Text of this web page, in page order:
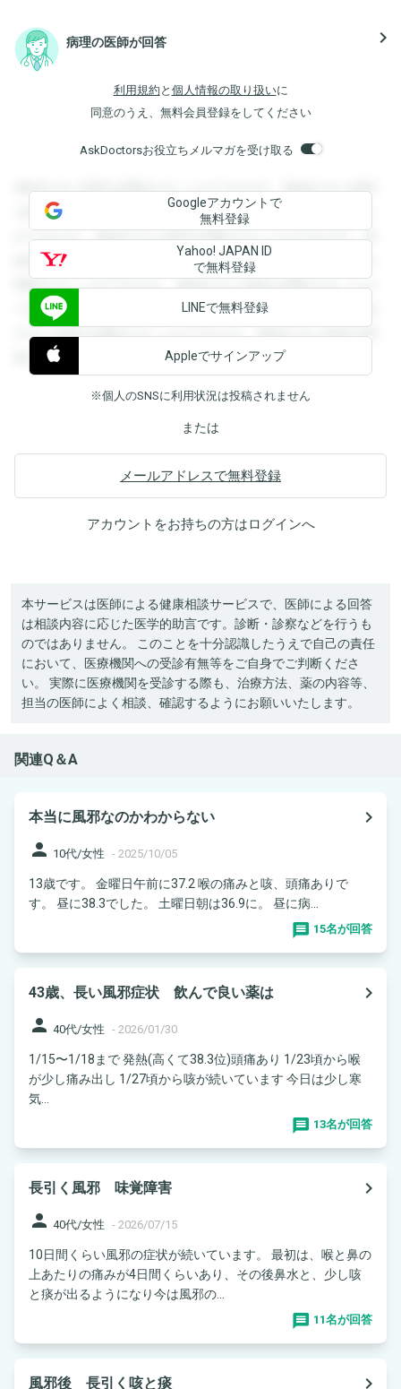
病理の医師が回答 navigate_next
利用規約 と 個人情報の取り扱いに
同意のうえ、無料会員登録をしてください
AskDoctorsお役立ちメルマガを受け取る
登録すると回答を閲覧することができます。登録すると回答
を閲覧することができます。登録すると回答を閲覧すること
ができます。登録すると回答を閲覧することができます。登
録すると回答を閲覧することができます。登録すると回答を
閲覧することができます。登録すると回答を閲覧することが
できます。登録すると回答を閲覧することができます。登録
すると回答を閲覧することができます。登録すると回答を閲
覧することができます。
Googleアカウントで
無料登録
Yahoo! JAPAN ID
で無料登録
LINEで無料登録
Appleでサインアップ
※個人のSNSに利用状況は投稿されません
または
メールアドレスで無料登録
アカウントをお持ちの方はログインへ
本サービスは医師による健康相談サービスで、医師による回答
は相談内容に応じた医学的助言です。診断・診察などを行うも
のではありません。 このことを十分認識したうえで自己の責任
において、医療機関への受診有無等をご自身でご判断くださ
い。 実際に医療機関を受診する際も、治療方法、薬の内容等、
担当の医師によく相談、確認するようにお願いいたします。
関連Q＆A
本当に風邪なのかわからない
navigate_next
person 10代/女性 - 2025/10/05
13歳です。 金曜日午前に37.2 喉の痛みと咳、頭痛ありで
す。 昼に38.3でした。 土曜日朝は36.9に。 昼に病...
15名が回答
43歳、長い風邪症状 飲んで良い薬は
navigate_next
person 40代/女性 - 2026/01/30
1/15〜1/18まで 発熱(高くて38.3位)頭痛あり 1/23頃から喉
が少し痛み出し 1/27頃から咳が続いています 今日は少し寒
気...
13名が回答
長引く風邪 味覚障害
navigate_next
person 40代/女性 - 2026/07/15
10日間くらい風邪の症状が続いています。 最初は、喉と鼻の
上あたりの痛みが4日間くらいあり、その後鼻水と、少し咳
と痰が出るようになり今は風邪の...
11名が回答
風邪後 長引く咳と痰 navigate_next